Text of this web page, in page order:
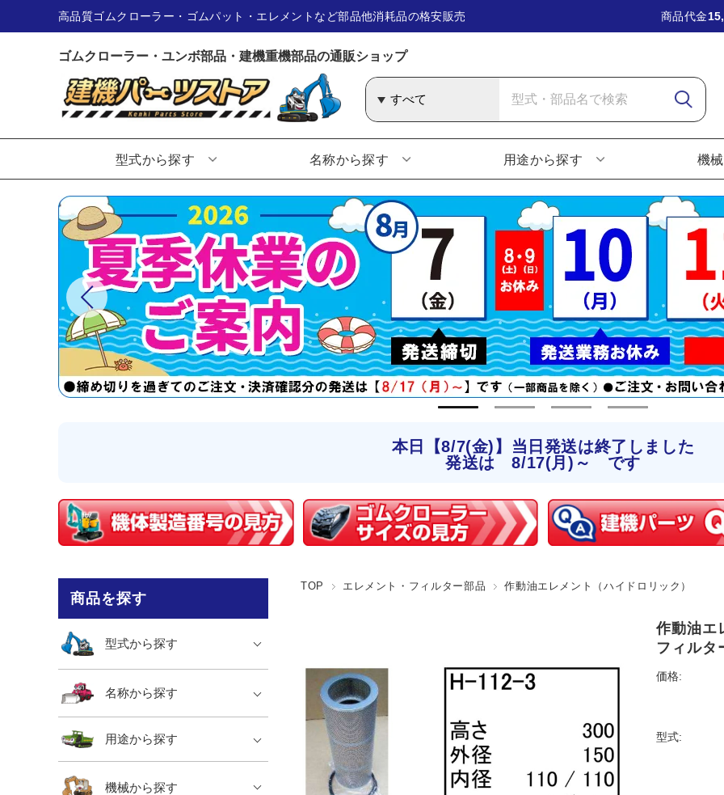
高品質ゴムクローラー・ゴムパット・エレメントなど部品他消耗品の格安販売 商品代金
ゴムクローラー・ユンボ部品・建機重機部品の通販ショップ
型式から探す 名称から探す 用途から探す 機
本日【8/7(金)】当日発送は終了しました
発送は 8/17(月)～ です
TOP エレメント・フィルター部品 作動油エレメント（ハイドロリック）
作動油エ
フィルタ
価格:
型式:
商品を探す
型式から探す
名称から探す
用途から探す
機械から探す